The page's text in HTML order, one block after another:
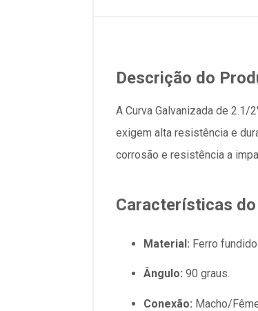
Descrição do
A Curva Galvanizada de
exigem alta resistência e
corrosão e resistência a
Características
Material: Ferro
Ângulo: 90 graus.
Conexão: Macho/